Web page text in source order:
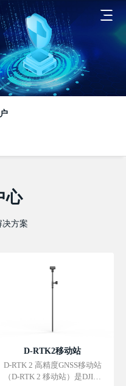
心
决方案
D-RTK2移动站
D-RTK 2 高精度GNSS移动站
（D-RTK 2 移动站）是DJI研